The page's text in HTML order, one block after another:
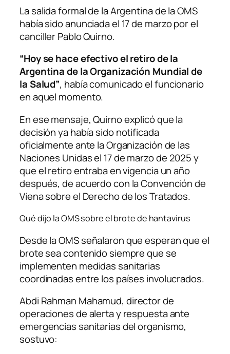
La salida formal de la Argentina de la OMS
había sido anunciada el 17 de marzo por el
canciller Pablo Quirno.
“Hoy se hace efectivo el retiro de la
Argentina de la Organización Mundial de
la Salud”, había comunicado el funcionario
en aquel momento.
En ese mensaje, Quirno explicó que la
decisión ya había sido notificada
oficialmente ante la Organización de las
Naciones Unidas el 17 de marzo de 2025 y
que el retiro entraba en vigencia un año
después, de acuerdo con la Convención de
Viena sobre el Derecho de los Tratados.
Qué dijo la OMS sobre el brote de hantavirus
Desde la OMS señalaron que esperan que el
brote sea contenido siempre que se
implementen medidas sanitarias
coordinadas entre los países involucrados.
Abdi Rahman Mahamud, director de
operaciones de alerta y respuesta ante
emergencias sanitarias del organismo,
sostuvo: